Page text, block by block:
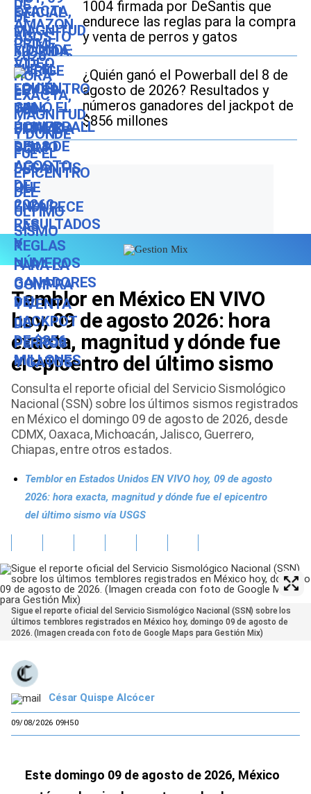
1004 firmada por DeSantis que
endurece las reglas para la compra
y venta de perros y gatos
¿Quién ganó el Powerball del 8 de
agosto de 2026? Resultados y
números ganadores del jackpot de
$856 millones